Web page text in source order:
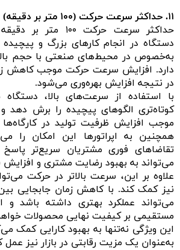
۱۱. حداکثر سرعت حرکت (۱۰۰ متر بر دقیقه)
حداکثر سرعت حرکت ۱۰۰
دستگاه در انجام کارهای بزرگ و
به‌خصوص در محیط‌های صنعتی با حجم
دارد. افزایش سرعت حرکت موجب کاهش
در نتیجه افزایش بهره‌وری می‌شود.
با استفاده از سرعت‌های بالا، دستگاه
کوتاه‌تری الگوهای پیچیده را برش دهد
موجب افزایش ظرفیت تولید در
همچنین به اپراتورها این امکان را
تقاضاهای فوری مشتریان سریع‌تر
می‌تواند به بهبود رضایت مشتری و
علاوه بر این، سرعت بالاتر در حرکت
نیز کمک کند. با کاهش زمان جابجایی
می‌تواند عملکرد بهتری داشته باشد و
مستقیمی بر کیفیت نهایی محصولات
این ویژگی نه‌تنها به بهبود کارایی کمک
به‌عنوان یک مزیت رقابتی در بازار نیز عمل